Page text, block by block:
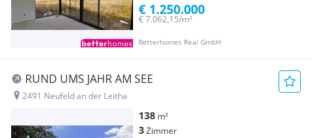
Betterhomes Real GmbH
€ 7.062,15/m²
€ 1.250.000
RUND UMS JAHR AM SEE
2491 Neufeld an der Leitha
138 m²
3Zimmer